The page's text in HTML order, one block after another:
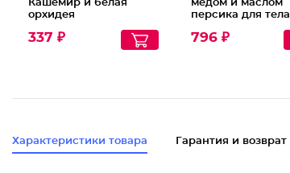
Кашемир и белая
орхидея
337 ₽
медом и маслом
персика для тела
796 ₽
Характеристики товара Гарантия и возврат